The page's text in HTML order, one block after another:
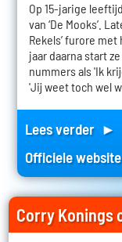
Op 15-jarige
van ‘De Mooks’.
Rekels’ furore met
jaar daarna start
nummers als 'Ik
'Jij weet toch wel
Lees verder ►
Officiele
Corry Konings